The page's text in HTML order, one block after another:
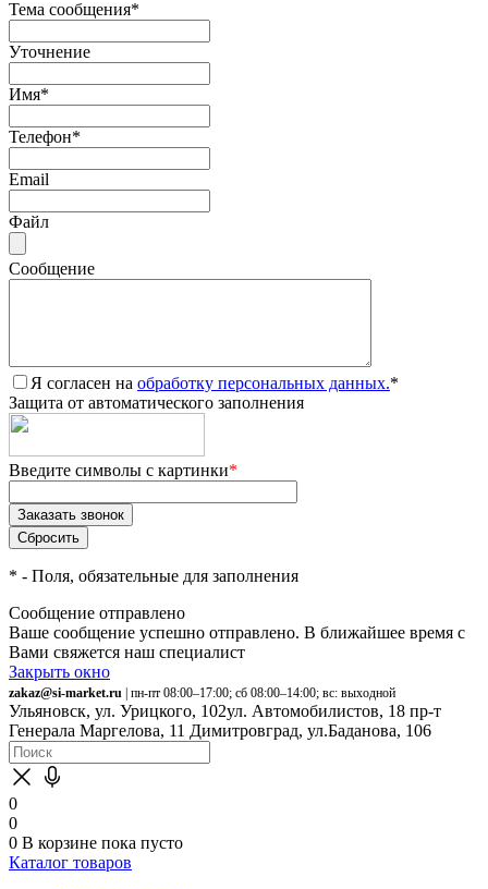
Тема сообщения*
Уточнение
Имя*
Телефон*
Email
Файл
Сообщение
Я согласен на обработку персональных данных.*
Защита от автоматического заполнения
Введите символы с картинки*
* - Поля, обязательные для заполнения
Сообщение отправлено
Ваше сообщение успешно отправлено. В ближайшее время с
Вами свяжется наш специалист
Закрыть окно
zakaz@si-market.ru | пн-пт 08:00–17:00; сб 08:00–14:00; вс: выходной
Ульяновск, ул. Урицкого, 102ул. Автомобилистов, 18 пр-т
Генерала Маргелова, 11 Димитровград, ул.Баданова, 106
0
0
0 В корзине пока пусто
Каталог товаров